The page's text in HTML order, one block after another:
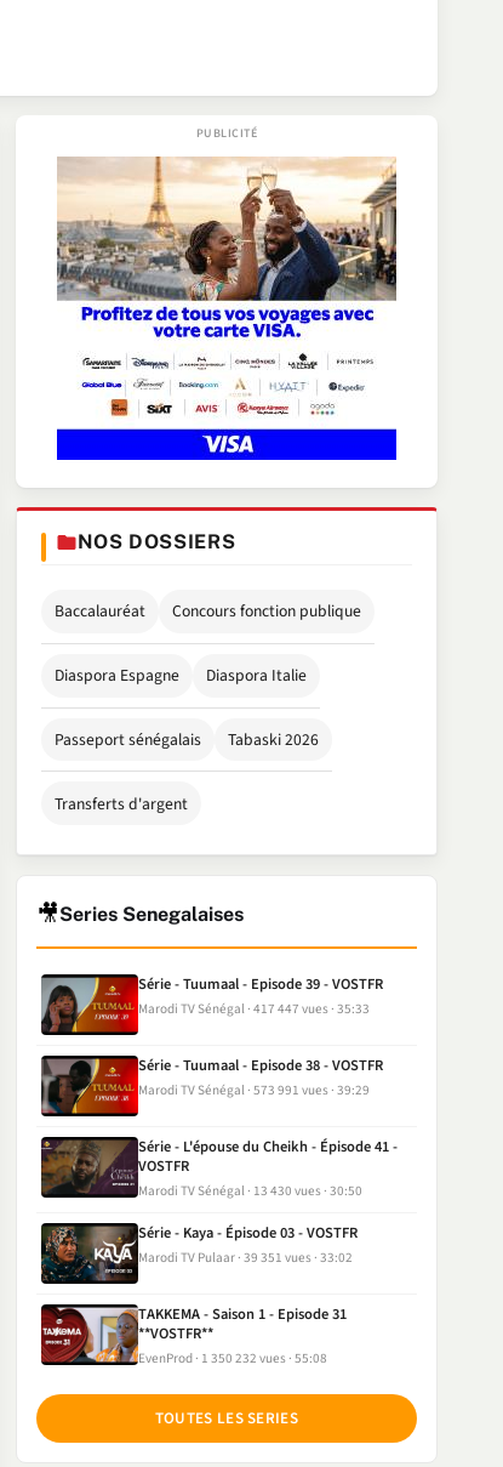
NOS DOSSIERS
Baccalauréat Concours fonction publique
Diaspora Espagne Diaspora Italie
Passeport sénégalais Tabaski 2026
Transferts d'argent
🎥Series Senegalaises
Série - Tuumaal - Episode 39 - VOSTFR
Marodi TV Sénégal 417 447 vues 35:33
Série - Tuumaal - Episode 38 - VOSTFR
Marodi TV Sénégal 573 991 vues 39:29
Série - L'épouse du Cheikh - Épisode 41 -
VOSTFR
Marodi TV Sénégal 13 430 vues 30:50
Série - Kaya - Épisode 03 - VOSTFR
Marodi TV Pulaar 39 351 vues 33:02
TAKKEMA - Saison 1 - Episode 31
**VOSTFR**
EvenProd 1 350 232 vues 55:08
TOUTES LES SERIES